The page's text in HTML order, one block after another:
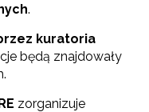
.
kuratoria
będą znajdowały
zorganizuje